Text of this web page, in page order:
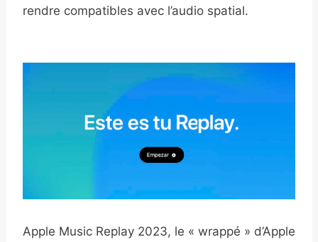
rendre compatibles avec l’audio spatial.
Apple Music Replay 2023, le « wrappé » d’Apple